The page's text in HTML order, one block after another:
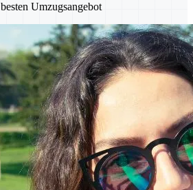
Umzugsangebot